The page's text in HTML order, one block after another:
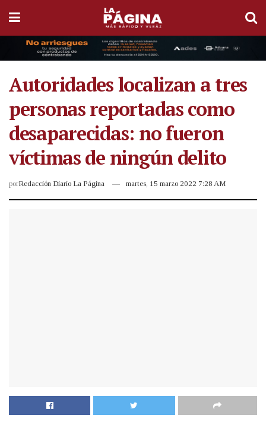
Autoridades localizan a tres
personas reportadas como
desaparecidas: no fueron
víctimas de ningún delito
porRedacción Diario La Página martes, 15 marzo 2022 7:28 AM